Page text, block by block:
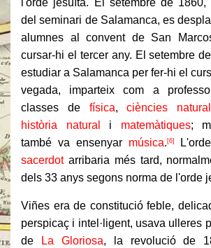
l'orde jesuïta. El setembre de 1860,
del seminari de Salamanca, es
alumnes al convent de San
cursar-hi el tercer any. El setembre
estudiar a Salamanca per fer-hi el
vegada, imparteix com a
classes de física,ciències
història natural
i matemàtiques;
també va ensenyar música. [6]
sacerdotarribaria més tard,
dels 33 anys segons norma de l'orde
Viñes era de constitució feble,
perspicaç i intel·ligent, usava ulleres
de
La Gloriosa, la revolució de